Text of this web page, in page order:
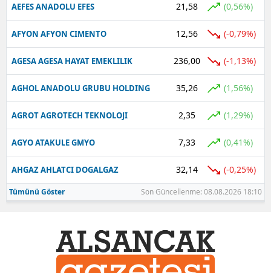
AEFES ANADOLU EFES 21,58 (0,56%)
AFYON AFYON CIMENTO 12,56 (-0,79%)
AGESA AGESA HAYAT EMEKLILIK 236,00 (-1,13%)
AGHOL ANADOLU GRUBU HOLDING 35,26 (1,56%)
AGROT AGROTECH TEKNOLOJI 2,35 (1,29%)
AGYO ATAKULE GMYO 7,33 (0,41%)
AHGAZ AHLATCI DOGALGAZ 32,14 (-0,25%)
Tümünü Göster Son Güncellenme: 08.08.2026 18:10